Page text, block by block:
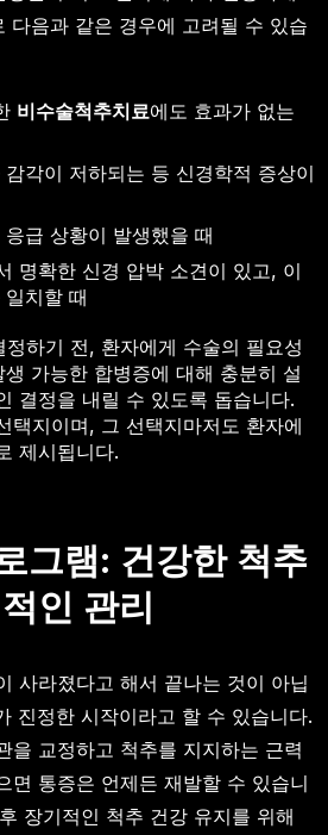
다음과 같은 경우에 고려될 수 있습
비수술척추치료에도 효과가 없는
각이 저하되는 등 신경학적 증상이
급 상황이 발생했을 때
명확한 신경 압박 소견이 있고, 이
치할 때
하기 전, 환자에게 수술의 필요성
가능한 합병증에 대해 충분히 설
결정을 내릴 수 있도록 돕습니다.
택지이며, 그 선택지마저도 환자에
제시됩니다.
그램: 건강한 척추
인 관리
사라졌다고 해서 끝나는 것이 아닙
진정한 시작이라고 할 수 있습니다.
을 교정하고 척추를 지지하는 근력
면 통증은 언제든 재발할 수 있습니
장기적인 척추 건강 유지를 위해